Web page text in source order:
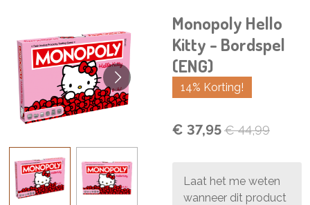
Monopoly Hello
Kitty - Bordspel
(ENG)
14% Korting!
€ 37,95€ 44,99
Laat het me weten
wanneer dit product